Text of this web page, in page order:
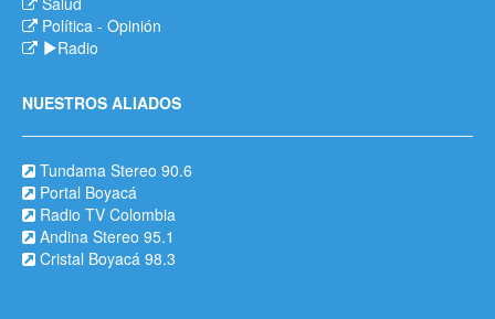
Política - Opinión
Radio
NUESTROS ALIADOS
Tundama Stereo 90.6
Portal Boyacá
Radio TV Colombia
Andina Stereo 95.1
Cristal Boyacá 98.3